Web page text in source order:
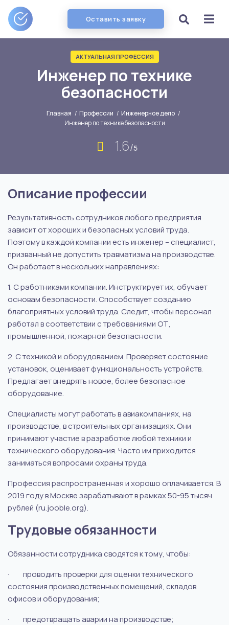
Оставить заявку
АКТУАЛЬНАЯ ПРОФЕССИЯ
Инженер по технике
безопасности
Главная / Профессии / Инженерное дело /
Инженер по технике безопасности
1.6/5
Описание профессии
Результативность сотрудников любого предприятия
зависит от хороших и безопасных условий труда.
Поэтому в каждой компании есть инженер – специалист,
призванный не допустить травматизма на производстве.
Он работает в нескольких направлениях:
1. С работниками компании. Инструктирует их, обучает
основам безопасности. Способствует созданию
благоприятных условий труда. Следит, чтобы персонал
работал в соответствии с требованиями ОТ,
промышленной, пожарной безопасности.
2. С техникой и оборудованием. Проверяет состояние
установок, оценивает функциональность устройств.
Предлагает внедрять новое, более безопасное
оборудование.
Специалисты могут работать в авиакомпаниях, на
производстве, в строительных организациях. Они
принимают участие в разработке любой техники и
технического оборудования. Часто им приходится
заниматься вопросами охраны труда.
Профессия распространенная и хорошо оплачивается. В
2019 году в Москве зарабатывают в рамках 50-95 тысяч
рублей (ru.jooble.org).
Трудовые обязанности
Обязанности сотрудника сводятся к тому, чтобы:
·
проводить проверки для оценки технического
состояния производственных помещений, складов
офисов и оборудования;
·
предотвращать аварии на производстве;